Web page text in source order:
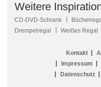
Weitere
CD-DVD-Schrank
Drempelregal
Weißes Regal
Kontakt
Impressum
Datenschutz